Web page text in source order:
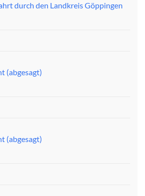
durch den Landkreis Göppingen
(abgesagt)
(abgesagt)